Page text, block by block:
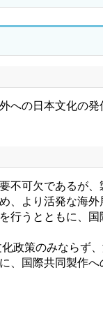
の日本文化の
可欠であるが
より活発な海外
うとともに、
政策のみならず
国際共同製作